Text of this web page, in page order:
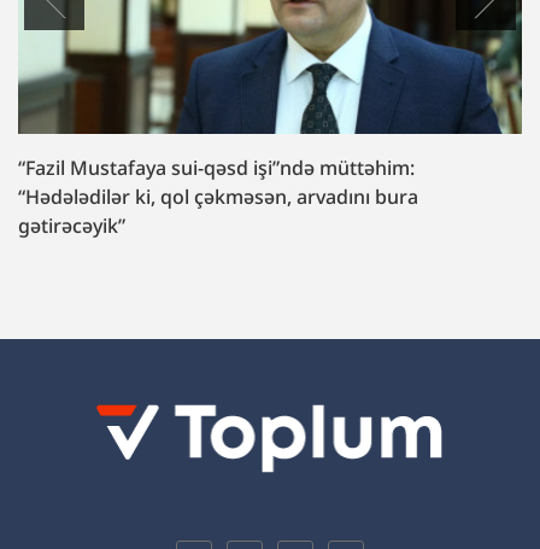
“Fazil Mustafaya sui-qəsd işi”ndə müttəhim:
“Hədələdilər ki, qol çəkməsən, arvadını bura
gətirəcəyik”